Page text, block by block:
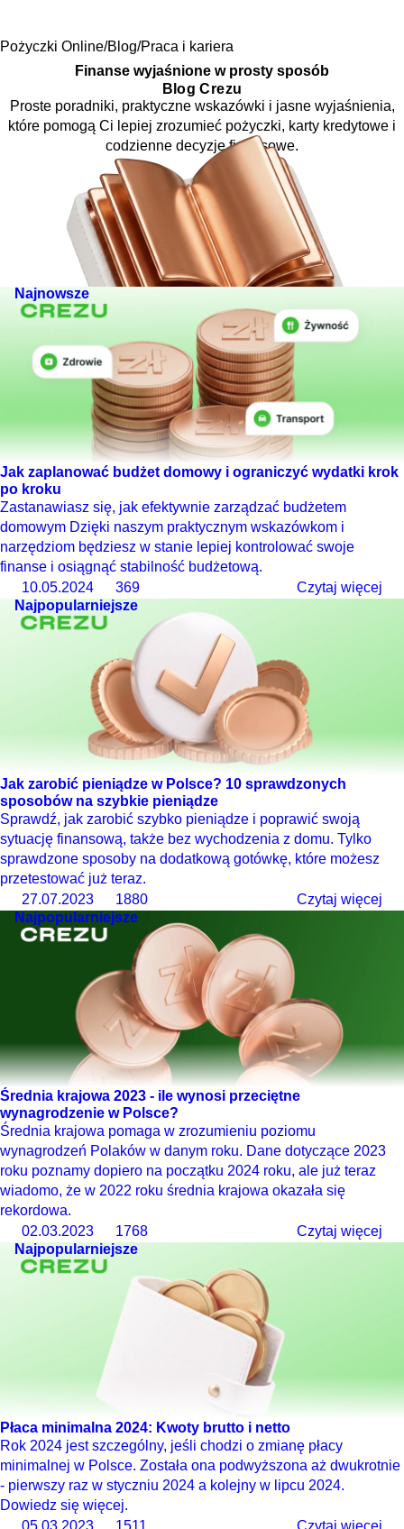
Pożyczki Online Blog Praca i kariera
Finanse wyjaśnione w prosty sposób
Blog Crezu
Proste poradniki, praktyczne wskazówki i jasne wyjaśnienia,
które pomogą Ci lepiej zrozumieć pożyczki, karty kredytowe i
codzienne decyzje finansowe.
Najnowsze
Jak zaplanować budżet domowy i ograniczyć wydatki krok
po kroku
Zastanawiasz się, jak efektywnie zarządzać budżetem
domowym Dzięki naszym praktycznym wskazówkom i
narzędziom będziesz w stanie lepiej kontrolować swoje
finanse i osiągnąć stabilność budżetową.
10.05.2024
369
Czytaj więcej
Najpopularniejsze
Jak zarobić pieniądze w Polsce? 10 sprawdzonych
sposobów na szybkie pieniądze
Sprawdź, jak zarobić szybko pieniądze i poprawić swoją
sytuację finansową, także bez wychodzenia z domu. Tylko
sprawdzone sposoby na dodatkową gotówkę, które możesz
przetestować już teraz.
27.07.2023
1880
Czytaj więcej
Najpopularniejsze
Średnia krajowa 2023 - ile wynosi przeciętne
wynagrodzenie w Polsce?
Średnia krajowa pomaga w zrozumieniu poziomu
wynagrodzeń Polaków w danym roku. Dane dotyczące 2023
roku poznamy dopiero na początku 2024 roku, ale już teraz
wiadomo, że w 2022 roku średnia krajowa okazała się
rekordowa.
02.03.2023
1768
Czytaj więcej
Najpopularniejsze
Płaca minimalna 2024: Kwoty brutto i netto
Rok 2024 jest szczególny, jeśli chodzi o zmianę płacy
minimalnej w Polsce. Została ona podwyższona aż dwukrotnie
- pierwszy raz w styczniu 2024 a kolejny w lipcu 2024.
Dowiedz się więcej.